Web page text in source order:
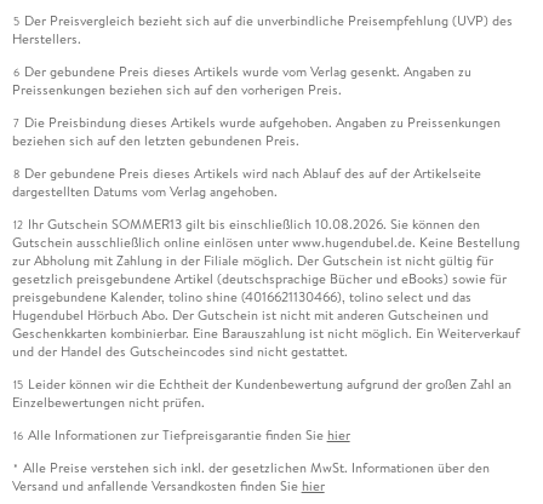
5 Der Preisvergleich bezieht sich auf die unverbindliche Preisempfehlung (UVP) des
Herstellers.
6 Der gebundene Preis dieses Artikels wurde vom Verlag gesenkt. Angaben zu
Preissenkungen beziehen sich auf den vorherigen Preis.
7 Die Preisbindung dieses Artikels wurde aufgehoben. Angaben zu Preissenkungen
beziehen sich auf den letzten gebundenen Preis.
8 Der gebundene Preis dieses Artikels wird nach Ablauf des auf der Artikelseite
dargestellten Datums vom Verlag angehoben.
12 Ihr Gutschein SOMMER13 gilt bis einschließlich 10.08.2026. Sie können den
Gutschein ausschließlich online einlösen unter www.hugendubel.de. Keine Bestellung
zur Abholung mit Zahlung in der Filiale möglich. Der Gutschein ist nicht gültig für
gesetzlich preisgebundene Artikel (deutschsprachige Bücher und eBooks) sowie für
preisgebundene Kalender, tolino shine (4016621130466), tolino select und das
Hugendubel Hörbuch Abo. Der Gutschein ist nicht mit anderen Gutscheinen und
Geschenkkarten kombinierbar. Eine Barauszahlung ist nicht möglich. Ein Weiterverkauf
und der Handel des Gutscheincodes sind nicht gestattet.
15 Leider können wir die Echtheit der Kundenbewertung aufgrund der großen Zahl an
Einzelbewertungen nicht prüfen.
16 Alle Informationen zur Tiefpreisgarantie finden Sie hier
* Alle Preise verstehen sich inkl. der gesetzlichen MwSt. Informationen über den
Versand und anfallende Versandkosten finden Sie hier